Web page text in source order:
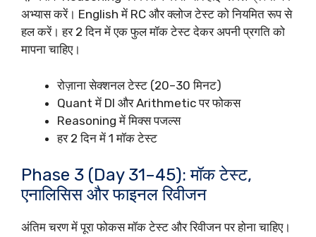
अभ्यास करें। English में RC और क्लोज टेस्ट को नियमित रूप से
हल करें। हर 2 दिन में एक फुल मॉक टेस्ट देकर अपनी प्रगति को
मापना चाहिए।
रोज़ाना सेक्शनल टेस्ट (20–30 मिनट)
Quant में DI और Arithmetic पर फोकस
Reasoning में मिक्स पजल्स
हर 2 दिन में 1 मॉक टेस्ट
Phase 3 (Day 31–45): मॉक टेस्ट,
एनालिसिस और फाइनल रिवीजन
अंतिम चरण में पूरा फोकस मॉक टेस्ट और रिवीजन पर होना चाहिए।